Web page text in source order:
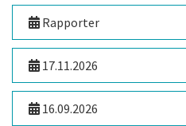
Rapporter
17.11.2026
16.09.2026